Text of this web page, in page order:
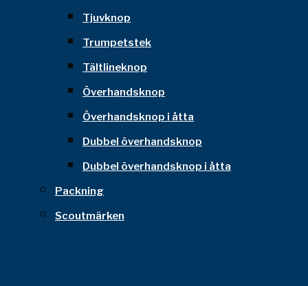
Tjuvknop
Trumpetstek
Tältlineknop
Överhandsknop
Överhandsknop i åtta
Dubbel överhandsknop
Dubbel överhandsknop i åtta
Packning
Scoutmärken